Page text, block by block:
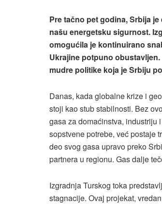
Pre tačno pet godina, Srbija
našu energetsku sigurnost.
omogućila je kontinuirano
Ukrajine potpuno
mudre politike koja je Srbiju
Danas, kada globalne krize i
stoji kao stub stabilnosti. Bez
gasa za domaćinstva, industriju
sopstvene potrebe, već postaje
deo svog gasa upravo preko
partnera u regionu. Gas dalje
Izgradnja Turskog toka
stagnacije. Ovaj projekat,